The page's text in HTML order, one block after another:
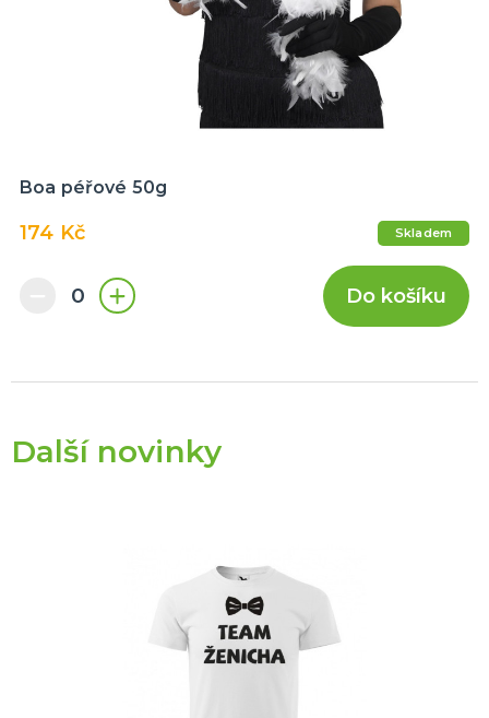
Boa péřové 50g
174 Kč Skladem
Do košíku
Další novinky